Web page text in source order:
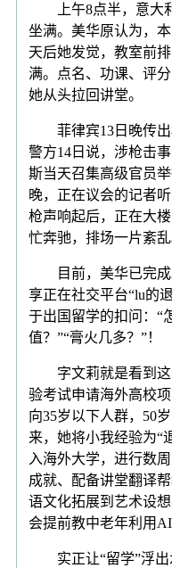
上午8点半，意大利
坐满。美华原认为，
天后她发觉，教室前
满。点名、功课、评
她从头拉回讲堂。
菲律宾13日晚传出
警方14日说，涉枪击
斯当天召集高级官员
晚，正在议会的记者
枪声响起后，正在大
忙奔驰，排场一片紊乱
目前，美华已完成
享正在社交平台“lu的
于出国留学的扣问：“
值？”“膏火几多？”！
字文莉就是看到这
验考试申请海外高校
向35岁以下人群，50
来，她将小我经验为“
入海外大学，进行数
成就、配备讲堂翻译
语文化拓展到艺术设
会提前教中老年利用AI
实正让“留学”浮出